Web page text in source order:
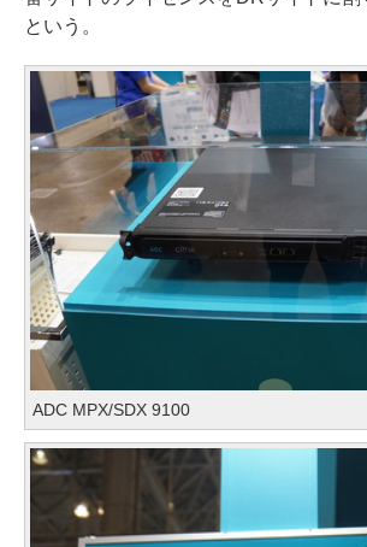
という。
ADC MPX/SDX 9100